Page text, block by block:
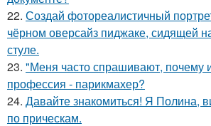
22. Создай фотореалистичный
чёрном оверсайз пиджаке, сидящей
стуле.
23. "Меня часто спрашивают, почему
профессия - парикмахер?
24. Давайте знакомиться! Я Полина,
по прическам.